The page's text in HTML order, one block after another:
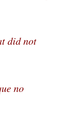
did not
no